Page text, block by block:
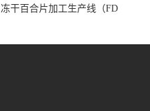
冻干百合片加工生产线（FD
线）